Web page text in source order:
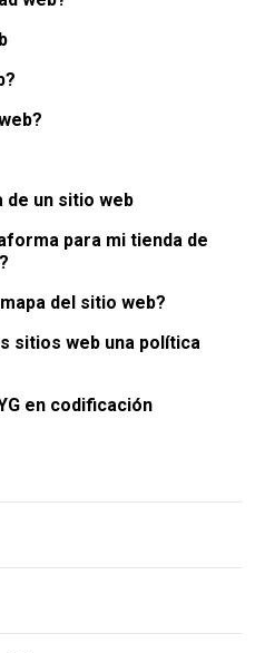
de un sitio web
para mi tienda de
del sitio web?
sitios web una política
en codificación